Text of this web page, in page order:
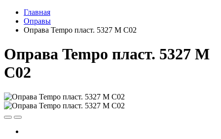
Главная
Оправы
Оправа Tempo пласт. 5327 M C02
Оправа Tempo пласт. 5327 M
C02